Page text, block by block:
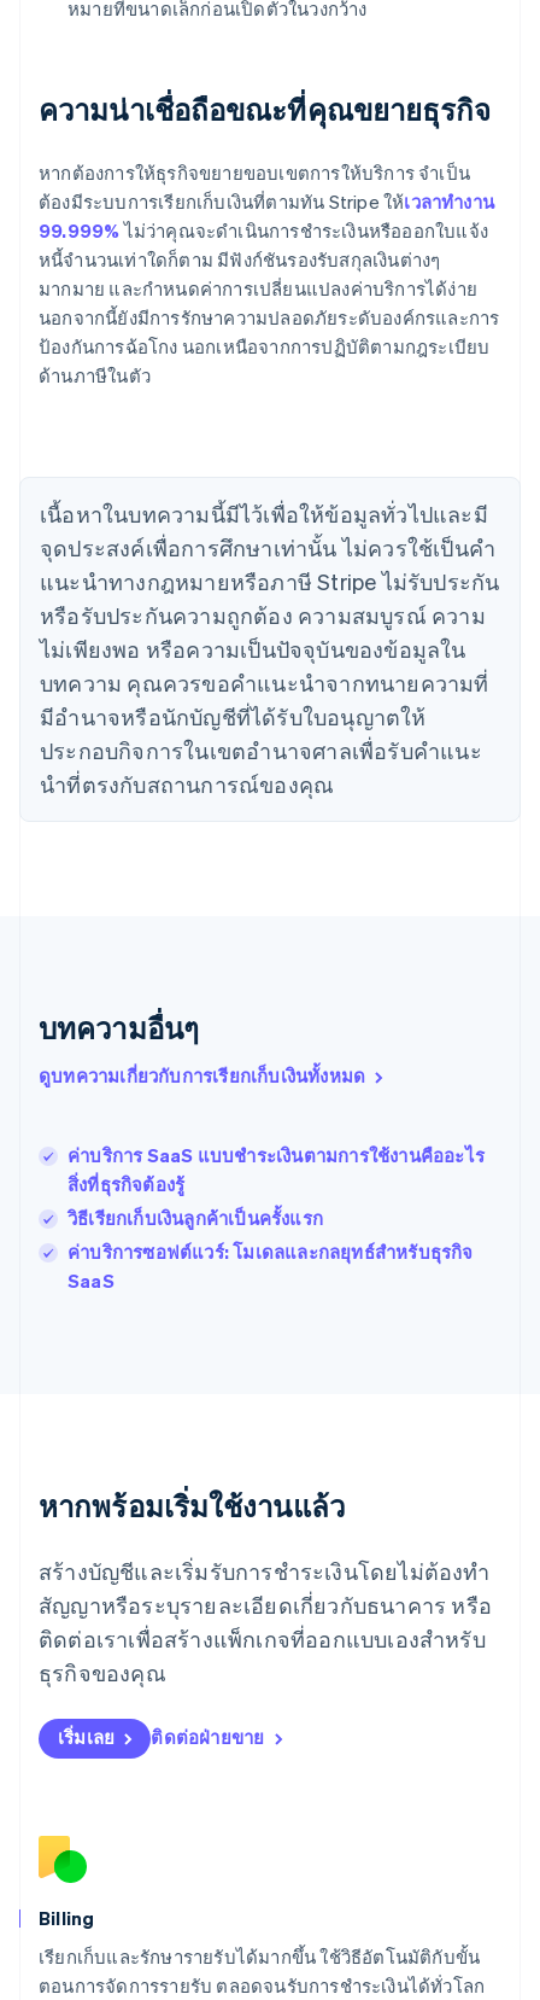
หมายที่ขนาดเล็กก่อนเปิดตัวในวงกว้าง
ความน่าเชื่อถือขณะที่คุณขยายธุรกิจ
หากต้องการให้ธุรกิจขยายขอบเขตการให้บริการ จำเป็น
ต้องมีระบบการเรียกเก็บเงินที่ตามทัน Stripe ให้เวลาทำงาน
99.999%ไม่ว่าคุณจะดำเนินการชำระเงินหรือออกใบแจ้ง
หนี้จำนวนเท่าใดก็ตาม มีฟังก์ชันรองรับสกุลเงินต่างๆ
มากมาย และกำหนดค่าการเปลี่ยนแปลงค่าบริการได้ง่าย
นอกจากนี้ยังมีการรักษาความปลอดภัยระดับองค์กรและการ
ป้องกันการฉ้อโกง นอกเหนือจากการปฏิบัติตามกฎระเบียบ
ด้านภาษีในตัว
เนื้อหาในบทความนี้มีไว้เพื่อให้ข้อมูลทั่วไปและมี
จุดประสงค์เพื่อการศึกษาเท่านั้น ไม่ควรใช้เป็นคํา
แนะนําทางกฎหมายหรือภาษี Stripe ไม่รับประกัน
หรือรับประกันความถูกต้อง ความสมบูรณ์ ความ
ไม่เพียงพอ หรือความเป็นปัจจุบันของข้อมูลใน
บทความ คุณควรขอคําแนะนําจากทนายความที่
มีอํานาจหรือนักบัญชีที่ได้รับใบอนุญาตให้
ประกอบกิจการในเขตอํานาจศาลเพื่อรับคําแนะ
นําที่ตรงกับสถานการณ์ของคุณ
บทความอื่นๆ
ดูบทความเกี่ยวกับการเรียกเก็บเงินทั้งหมด
ค่าบริการ SaaS แบบชําระเงินตามการใช้งานคืออะไร
สิ่งที่ธุรกิจต้องรู้
วิธีเรียกเก็บเงินลูกค้าเป็นครั้งแรก
ค่าบริการซอฟต์แวร์: โมเดลและกลยุทธ์สําหรับธุรกิจ
SaaS
หากพร้อมเริ่มใช้งานแล้ว
สร้างบัญชีและเริ่มรับการชำระเงินโดยไม่ต้องทำ
สัญญาหรือระบุรายละเอียดเกี่ยวกับธนาคาร หรือ
ติดต่อเราเพื่อสร้างแพ็กเกจที่ออกแบบเองสำหรับ
ธุรกิจของคุณ
เริ่มเลย ติดต่อฝ่ายขาย
Billing
เรียกเก็บและรักษารายรับได้มากขึ้น ใช้วิธีอัตโนมัติกับขั้น
ตอนการจัดการรายรับ ตลอดจนรับการชำระเงินได้ทั่วโลก
กรีซ
English
เขตบริหารพิเศษฮ่องกง ประเทศจีน
English 简体中文
简体中文English
ไซปรัส
English
ญี่ปุ่น
日本語 English
เดนมาร์ก
English
ไทย
English
นอร์เวย์
English
นิวซีแลนด์
เนเธอร์แลนด์
Français
โปรตุเกส
โปแลนด์
FrançaisEnglish
ฟินแลนด์
English Svenska
มอลตา
English
มาเลเซีย
English
ลักเซมเบิร์ก
ลัตเวีย
English
ลิกเตนสไตน์
DeutschEnglish
ลิทัวเนีย
สเปน
EspañolEnglish
สโลวาเกีย
สวิตเซอร์แลนด์
Deutsch
สวีเดน
Svenska
สหรัฐอเมริกา
EnglishEspañol简体中文